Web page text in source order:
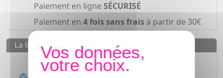
Paiement en ligneSÉCURISÉ
Paiement en 4 fois sans fraisà partir de 30€
La livraison
Livraison gratuite dès55€